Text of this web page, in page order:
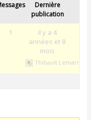
Dernière
publication
1
il y a 4
années et 8
mois
Thibault Lemarre